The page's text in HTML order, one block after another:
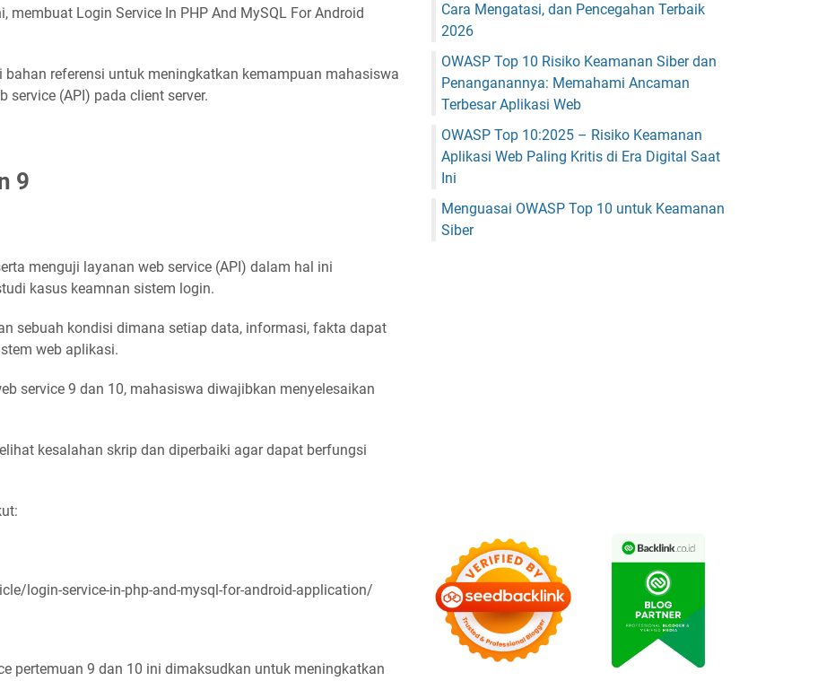
membuat Login Service In PHP And MySQL For Android
referensi untuk meningkatkan kemampuan mahasiswa
(API) pada client server.
9
menguji layanan web service (API) dalam hal ini
kasus keamnan sistem login.
sebuah kondisi dimana setiap data, informasi, fakta dapat
web aplikasi.
service 9 dan 10, mahasiswa diwajibkan menyelesaikan
kesalahan skrip dan diperbaiki agar dapat berfungsi
login-service-in-php-and-mysql-for-android-application/
pertemuan 9 dan 10 ini dimaksudkan untuk meningkatkan
Cara Mengatasi, dan Pencegahan Terbaik
2026
OWASP Top 10 Risiko Keamanan Siber dan
Penanganannya: Memahami Ancaman
Terbesar Aplikasi Web
OWASP Top 10:2025 – Risiko Keamanan
Aplikasi Web Paling Kritis di Era Digital Saat
Ini
Menguasai OWASP Top 10 untuk Keamanan
Siber